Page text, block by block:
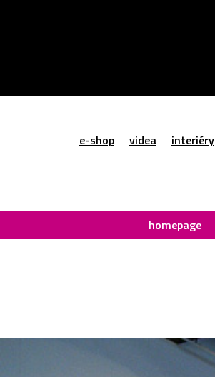
e-shop videa interiéry
homepage